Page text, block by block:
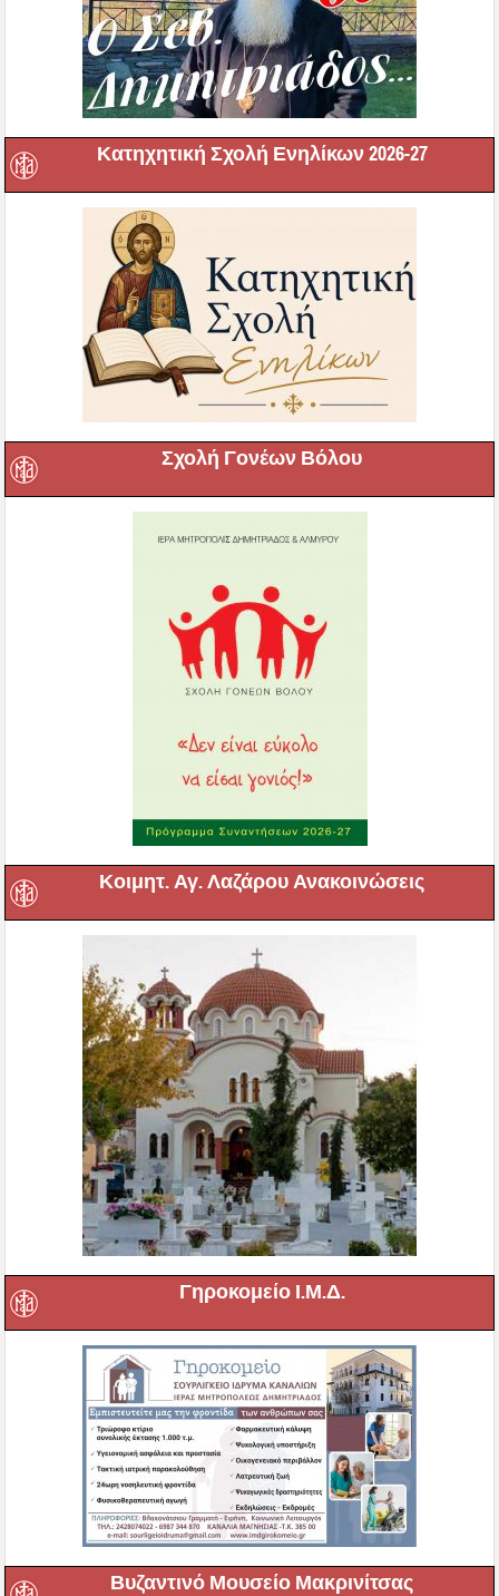
Κατηχητική Σχολή Ενηλίκων 2026-27
Σχολή Γονέων Βόλου
Κοιμητ. Αγ. Λαζάρου Ανακοινώσεις
Γηροκομείο Ι.Μ.Δ.
Βυζαντινό Μουσείο Μακρινίτσας